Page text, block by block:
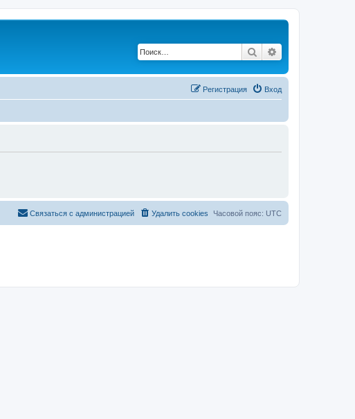
Поиск
Вход
Регистрация
Часовой пояс: UTC
Удалить cookies
Связаться с администрацией